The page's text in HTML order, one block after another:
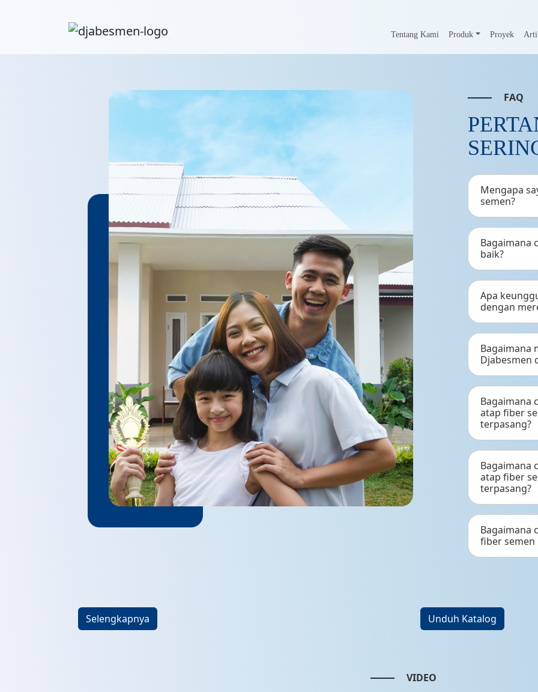
Tentang Kami Produk Proyek
FAQ
Mengapa
semen?
Bagaimana
baik?
Apa
dengan
Bagaimana
Djabesmen
Bagaimana
atap fiber
terpasang?
Bagaimana
atap fiber
terpasang?
Bagaimana
fiber semen
Selengkapnya Unduh Katalog
VIDEO